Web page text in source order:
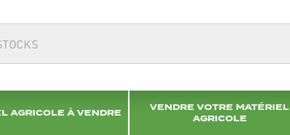
AGRICOLE À VENDRE
VENDRE VOTRE MATÉRIEL
AGRICOLE